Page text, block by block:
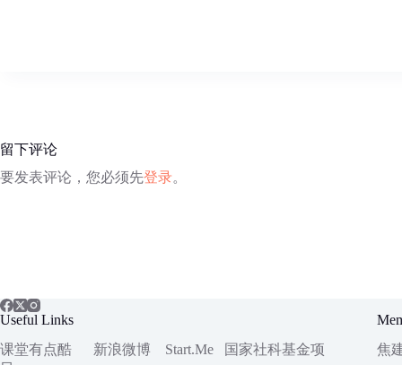
留下评论
要发表评论，您必须先登录。
Useful Links
课堂有点酷
新浪微博 Start.Me 国家社科基金项
焦